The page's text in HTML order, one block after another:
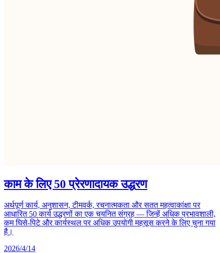
काम के लिए 50 प्रेरणादायक उद्धरण
अर्थपूर्ण कार्य, अनुशासन, टीमवर्क, रचनात्मकता और सतत महत्वाकांक्षा पर
आधारित 50 कार्य उद्धरणों का एक चयनित संग्रह — जिन्हें अधिक प्रभावशाली,
कम घिसे-पिटे और कार्यस्थल पर अधिक उपयोगी महसूस करने के लिए चुना गया
है।
2026/4/14